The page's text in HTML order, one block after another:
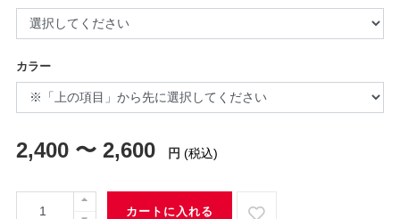
カラー
2,400 〜 2,600 円 (税込)
カートに入れる